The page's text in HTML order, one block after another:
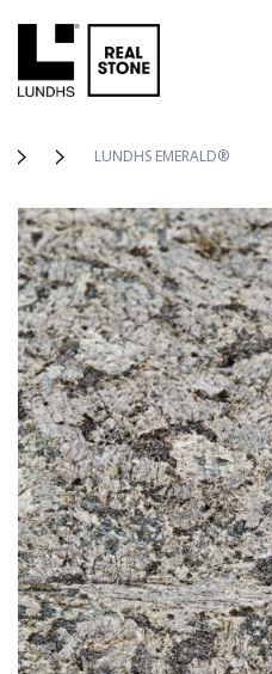
LUNDHS EMERALD®